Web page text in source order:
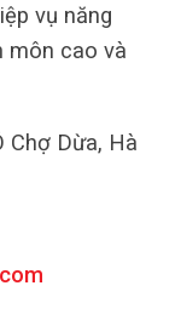
vụ năng
môn cao và
Chợ Dừa, Hà